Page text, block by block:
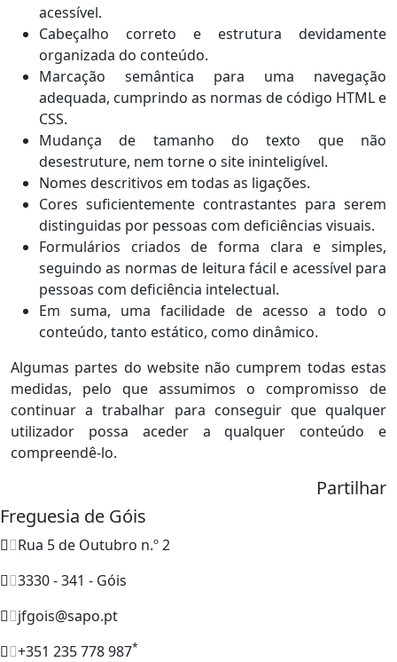
acessível.
Cabeçalho correto e estrutura devidamente
organizada do conteúdo.
Marcação semântica para uma navegação
adequada, cumprindo as normas de código HTML e
CSS.
Mudança de tamanho do texto que não
desestruture, nem torne o site ininteligível.
Nomes descritivos em todas as ligações.
Cores suficientemente contrastantes para serem
distinguidas por pessoas com deficiências visuais.
Formulários criados de forma clara e simples,
seguindo as normas de leitura fácil e acessível para
pessoas com deficiência intelectual.
Em suma, uma facilidade de acesso a todo o
conteúdo, tanto estático, como dinâmico.
Algumas partes do website não cumprem todas estas
medidas, pelo que assumimos o compromisso de
continuar a trabalhar para conseguir que qualquer
utilizador possa aceder a qualquer conteúdo e
compreendê-lo.
Partilhar
Freguesia de Góis
Rua 5 de Outubro n.º 2
3330 - 341 - Góis
jfgois@sapo.pt
+351 235 778 987*